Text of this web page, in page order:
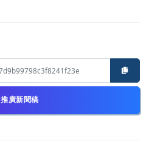
推廣新聞稿